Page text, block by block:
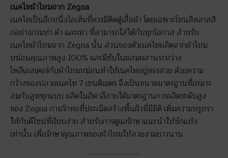
เนคไทผ้าไหมจาก Zegna
เนคไทเป็นอีกหนึ่งไอเท็มที่ควรมีติดตู้เสื้อผ้า โดยเฉพาะโทนสีคลาสสิ
กอย่างกรมท่า ดำ และเทา ที่สามารถใส่ได้กับทุกโอกาส สำหรับ
เนคไทผ้าไหมจาก Zegna นั้น ส่วนของตัวเนคไทผลิตจากผ้าไหม
หม่อนคุณภาพสูง 100% และมีซับในผสมผสานระหว่าง
โพลีเอสเตอร์กับผ้าไหมหม่อนทำให้เนคไทอยู่ทรงสวย ด้วยความ
กว้างของปลายเนคไท 7 เซนติเมตร จึงเป็นขนาดมาตรฐานที่เหมาะ
สมกับสูททุกแบบ ผลิตในอิตาลีภายใต้มาตรฐานการผลิตระดับสูง
ของ Zegna การถักทอที่ประณีตสร้างพื้นผิวที่มีมิติ เพิ่มความหรูหรา
ให้กับดีไซน์ที่เรียบง่าย สำหรับการดูแลรักษาแนะนำให้ซักแห้ง
เท่านั้น เพื่อรักษาคุณภาพของผ้าไหมให้สวยงามยาวนาน